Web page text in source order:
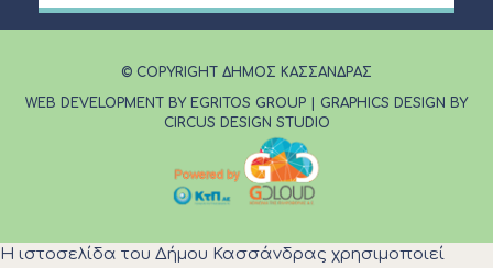
© COPYRIGHT ΔΗΜΟΣ ΚΑΣΣΑΝΔΡΑΣ
WEB DEVELOPMENT BY EGRITOS GROUP
GRAPHICS DESIGN BY
CIRCUS DESIGN STUDIO
Η ιστοσελίδα του Δήμου Κασσάνδρας χρησιμοποιεί